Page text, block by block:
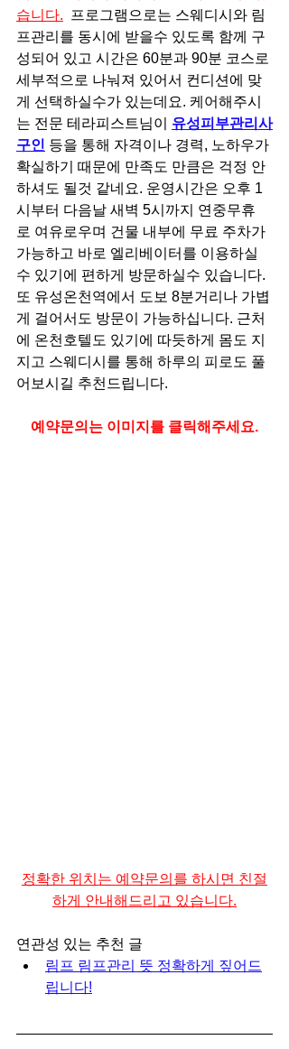
습니다.
  프로그램으로는 스웨디시와 림
프관리를 동시에 받을수 있도록 함께 구
성되어 있고 시간은 60분과 90분 코스로
세부적으로 나눠져 있어서 컨디션에 맞
게 선택하실수가 있는데요. 케어해주시
는 전문 테라피스트님이 유성피부관리사
구인 등을 통해 자격이나 경력, 노하우가
확실하기 때문에 만족도 만큼은 걱정 안
하셔도 될것 같네요. 운영시간은 오후 1
시부터 다음날 새벽 5시까지 연중무휴
로 여유로우며 건물 내부에 무료 주차가
가능하고 바로 엘리베이터를 이용하실
수 있기에 편하게 방문하실수 있습니다.
또 유성온천역에서 도보 8분거리나 가볍
게 걸어서도 방문이 가능하십니다. 근처
에 온천호텔도 있기에 따듯하게 몸도 지
지고 스웨디시를 통해 하루의 피로도 풀
어보시길 추천드립니다.
예약문의는 이미지를 클릭해주세요.
정확한 위치는 예약문의를 하시면 친절
하게 안내해드리고 있습니다.
연관성 있는 추천 글
림프 림프관리 뜻 정확하게 짚어드
립니다!